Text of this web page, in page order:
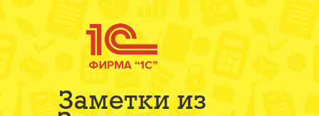
Заметки из